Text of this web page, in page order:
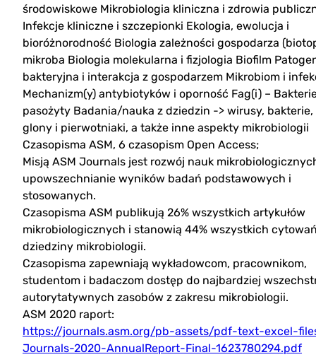
środowiskowe Mikrobiologia kliniczna i zdrowia
Infekcje kliniczne i szczepionki Ekologia, ewolucja i
bioróżnorodność Biologia zależności gospodarza
mikroba Biologia molekularna i fizjologia Biofilm
bakteryjna i interakcja z gospodarzem Mikrobiom i
Mechanizm(y) antybiotyków i oporność Fag(i) –
pasożyty Badania/nauka z dziedzin -> wirusy,
glony i pierwotniaki, a także inne aspekty mikrobiologii
Czasopisma ASM, 6 czasopism Open Access;
Misją ASM Journals jest rozwój nauk
upowszechnianie wyników badań podstawowych i
stosowanych.
Czasopisma ASM publikują 26% wszystkich artykułów
mikrobiologicznych i stanowią 44% wszystkich
dziedziny mikrobiologii.
Czasopisma zapewniają wykładowcom, pracownikom,
studentom i badaczom dostęp do najbardziej
autorytatywnych zasobów z zakresu mikrobiologii.
ASM 2020 raport:
https://journals.asm.org/pb-assets/pdf-text-excel-
Journals-2020-AnnualReport-Final-1623780294.pdf